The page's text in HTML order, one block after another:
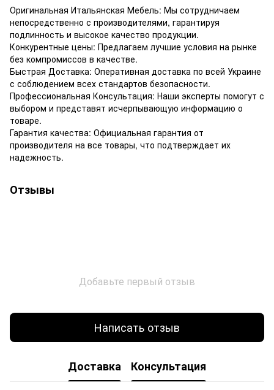
Оригинальная Итальянская Мебель: Мы сотрудничаем
непосредственно с производителями, гарантируя
подлинность и высокое качество продукции.
Конкурентные цены: Предлагаем лучшие условия на рынке
без компромиссов в качестве.
Быстрая Доставка: Оперативная доставка по всей Украине
с соблюдением всех стандартов безопасности.
Профессиональная Консультация: Наши эксперты помогут с
выбором и представят исчерпывающую информацию о
товаре.
Гарантия качества: Официальная гарантия от
производителя на все товары, что подтверждает их
надежность.
Отзывы
Добавьте первый отзыв
Написать отзыв
Доставка Консультация